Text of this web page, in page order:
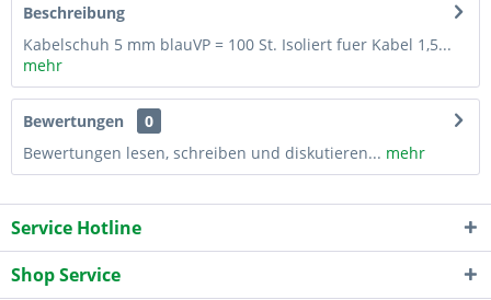
Beschreibung
Kabelschuh 5 mm blauVP = 100 St. Isoliert fuer Kabel 1,5...
mehr
Bewertungen
0
Bewertungen lesen, schreiben und diskutieren... mehr
Service Hotline
Shop Service